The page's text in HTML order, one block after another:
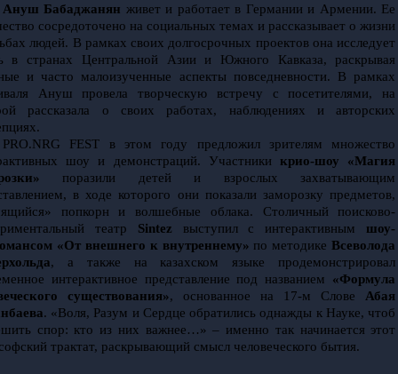
Ануш Бабаджанян живет и работает в Германии и Армении. Ее
сосредоточено на социальных темах и рассказывает о жизни
людей. В рамках своих долгосрочных проектов она исследует
в странах Центральной Азии и Южного Кавказа, раскрывая
и часто малоизученные аспекты повседневности. В рамках
Ануш провела творческую встречу с посетителями, на
рассказала о своих работах, наблюдениях и авторских
PRO.NRG FEST в этом году предложил зрителям множество
шоу и демонстраций. Участники крио-шоу «Магия
поразили детей и взрослых захватывающим
в ходе которого они показали заморозку предметов,
попкорн и волшебные облака. Столичный поисково-
театр Sintez выступил с интерактивным шоу-
«От внешнего к внутреннему» по методике Всеволода
, а также на казахском языке продемонстрировал
интерактивное представление под названием «Формула
существования», основанное на 17-м Слове Абая
. «Воля, Разум и Сердце обратились однажды к Науке, чтоб
спор: кто из них важнее…» – именно так начинается этот
трактат, раскрывающий смысл человеческого бытия.